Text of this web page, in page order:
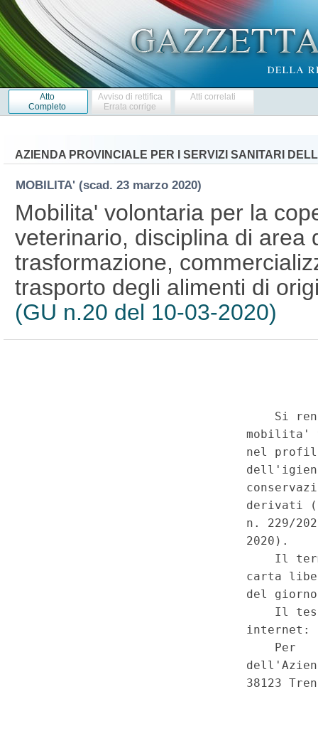
Atto
Completo
Avviso di rettifica
Errata corrige
Atti correlati
AZIENDA PROVINCIALE PER I SERVIZI SANITARI
MOBILITA' (scad. 23 marzo 2020)
Mobilita' volontaria per la
veterinario, disciplina di area
trasformazione,
trasporto degli alimenti di
(GU n.20 del 10-03-2020)